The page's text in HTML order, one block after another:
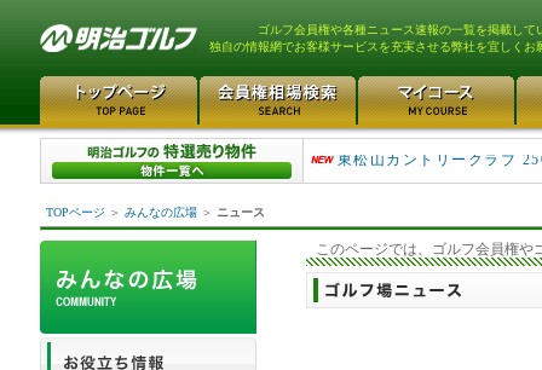
ゴルフ会員権や各種ニュース速報の一覧を掲載して
独自の情報網でお客様サービスを充実させる弊社を宜しくお
平塚富士見カントリーク
東松山カントリークラブ
TOPページ ＞ みんなの広場 ＞ ニュース
このページでは、ゴルフ会員権や